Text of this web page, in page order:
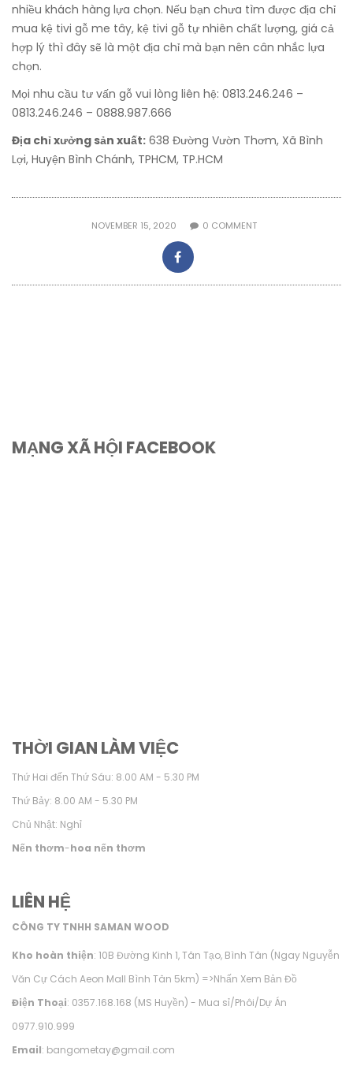
nhiều khách hàng lựa chọn. Nếu bạn chưa tìm được địa chỉ
mua kệ tivi gỗ me tây, kệ tivi gỗ tự nhiên chất lượng, giá cả
hợp lý thì đây sẽ là một địa chỉ mà bạn nên cân nhắc lựa
chọn.
Mọi nhu cầu tư vấn gỗ vui lòng liên hệ: 0813.246.246 –
0813.246.246 – 0888.987.666
Địa chỉ xưởng sản xuất: 638 Đường Vườn Thơm, Xã Bình
Lợi, Huyện Bình Chánh, TPHCM, TP.HCM
NOVEMBER 15, 2020 0 COMMENT
MẠNG XÃ HỘI FACEBOOK
THỜI GIAN LÀM VIỆC
Thứ Hai đến Thứ Sáu: 8.00 AM - 5.30 PM
Thứ Bảy: 8.00 AM - 5.30 PM
Chủ Nhật: Nghỉ
Nến thơm-hoa nến thơm
LIÊN HỆ
CÔNG TY TNHH SAMAN WOOD
Kho hoàn thiện: 10B Đường Kinh 1, Tân Tạo, Bình Tân (Ngay Nguyễn
Văn Cự Cách Aeon Mall Bình Tân 5km) =>Nhấn Xem Bản Đồ
Điện Thoại: 0357.168.168 (MS Huyền) - Mua sỉ/Phôi/Dự Án
0977.910.999
Email: bangometay@gmail.com